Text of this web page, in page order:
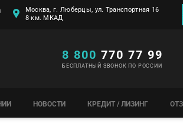
Москва, г. Люберцы, ул. Транспортная 16
8 км. МКАД
8 800 770 77 99
БЕСПЛАТНЫЙ ЗВОНОК ПО РОССИИ
НОВОСТИ КРЕДИТ / ЛИЗИНГ